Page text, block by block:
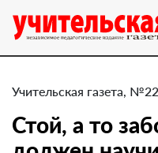
Учительская газета,
Стой, а то